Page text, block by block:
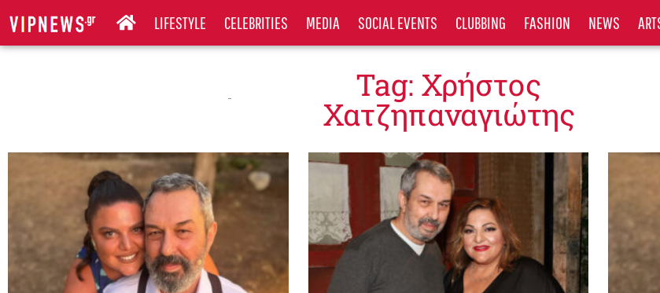
LIFESTYLE CELEBRITIES MEDIA SOCIAL EVENTS CLUBBING FASHION NEWS
Tag: Χρήστος
Χατζηπαναγιώτης